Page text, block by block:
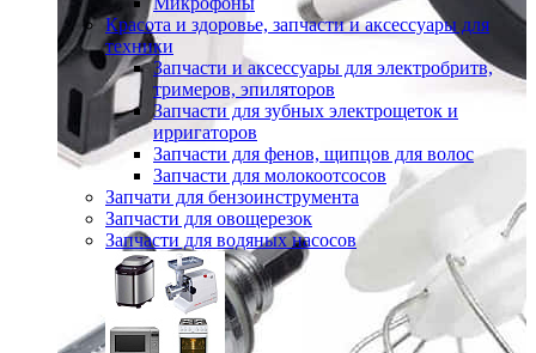
Красота и здоровье, запчасти и аксессуары для
техники
Запчасти и аксессуары для электробритв,
тримеров, эпиляторов
Запчасти для зубных электрощеток и
ирригаторов
Запчасти для фенов, щипцов для волос
Запчасти для молокоотсосов
Запчати для бензоинструмента
Запчасти для овощерезок
Запчасти для водяных насосов